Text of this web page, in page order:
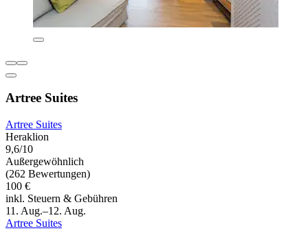
Artree Suites
Artree Suites
Heraklion
9,6/10
Außergewöhnlich
(262 Bewertungen)
100 €
inkl. Steuern & Gebühren
11. Aug.–12. Aug.
Artree Suites